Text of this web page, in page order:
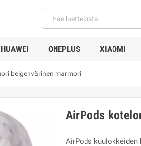
ONEPLUS XIAOMI
beigenvärinen marmori
AirPods
AirPods